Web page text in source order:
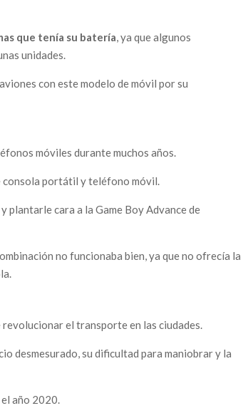
que tenía su batería, ya que algunos
unidades.
con este modelo de móvil por su
móviles durante muchos años.
consola portátil y teléfono móvil.
plantarle cara a la Game Boy Advance de
no funcionaba bien, ya que no ofrecía la
el transporte en las ciudades.
desmesurado, su dificultad para maniobrar y la
año 2020.